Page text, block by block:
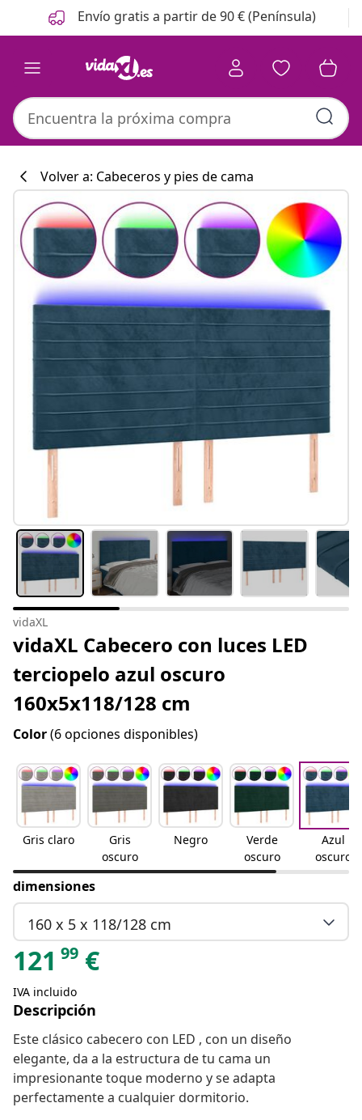
Anterior
Siguiente Envío gratis a partir de 90 € (Península)
#sharemevidaxl
Colección de
Volver a: Cabeceros y pies de cama
vidaXL
vidaXL Cabecero con luces LED
terciopelo azul oscuro
160x5x118/128 cm
Color(6 opciones disponibles)
Gris claro
Gris
oscuro
Negro
Verde
oscuro
Azul
oscuro
dimensiones
160 x 5 x 118/128 cm
121 99 €
IVA incluido
Descripción
Este clásico cabecero con LED , con un diseño
elegante, da a la estructura de tu cama un
impresionante toque moderno y se adapta
perfectamente a cualquier dormitorio.